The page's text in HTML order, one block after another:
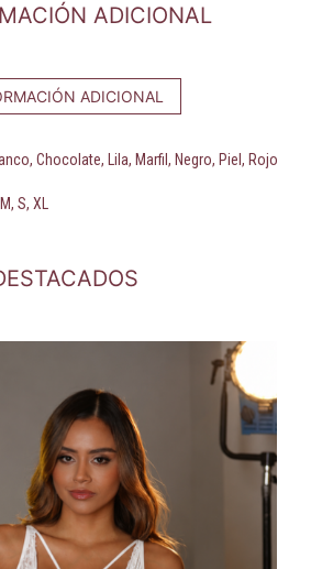
ADICIONAL
ADICIONAL
Chocolate, Lila, Marfil, Negro, Piel, Rojo
M, S, XL